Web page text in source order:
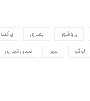
بروشور بصری پاکت
لوگو مهر نشان تجاری